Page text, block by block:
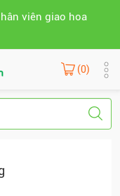
viên giao hoa
(0)